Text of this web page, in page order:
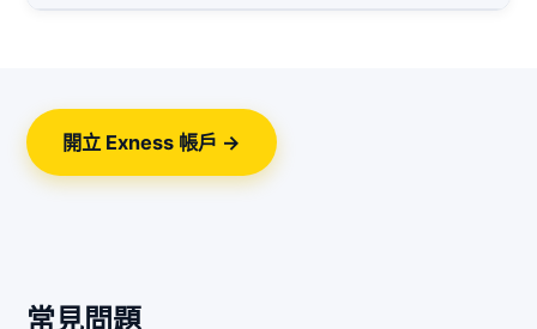
開立 Exness 帳戶 →
常見問題